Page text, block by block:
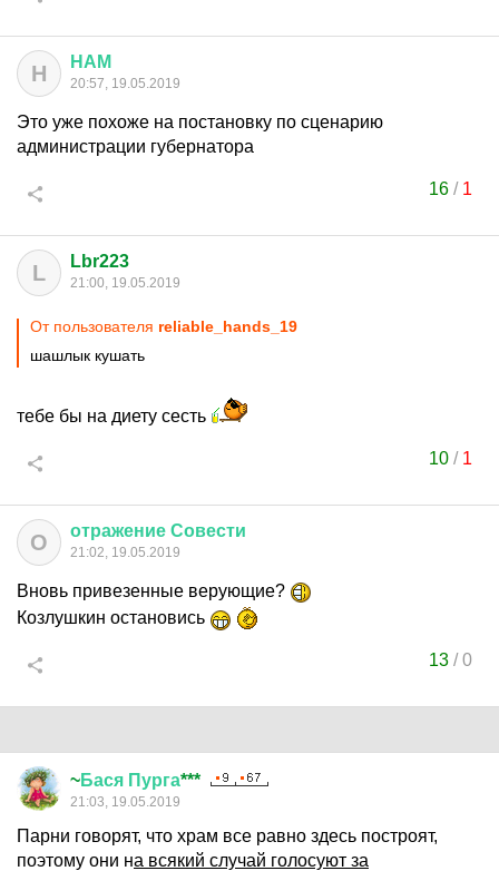
Н НАМ
20:57, 19.05.2019
Это уже похоже на постановку по сценарию
администрации губернатора
16 / 1
L Lbr223
21:00, 19.05.2019
От пользователя reliable_hands_19
шашлык кушать
тебе бы на диету сесть
10 / 1
О отражение Совести
21:02, 19.05.2019
Вновь привезенные верующие?
Козлушкин остановись
13 /0
~Бася Пурга***
21:03, 19.05.2019
Парни говорят, что храм все равно здесь построят,
поэтому они на всякий случай голосуют за